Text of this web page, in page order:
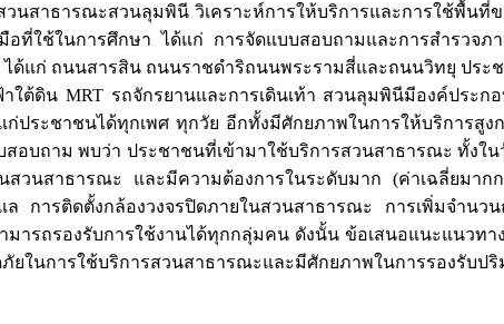
าธารณะสวนลุมพินี วิเคราะห์การให้บริการและการใช้พื้นที่
ที่ใช้ในการศึกษา ได้แก่ การจัดแบบสอบถามและการสำรว
ได้แก่ ถนนสารสิน ถนนราชดำริถนนพระรามสี่และถนนวิทยุ ปร
ใต้ดิน MRT รถจักรยานและการเดินเท้า สวนลุมพินีมีองค์ประ
ก่ประชาชนได้ทุกเพศ ทุกวัย อีกทั้งมีศักยภาพในการให้บริการ
อบถาม พบว่า ประชาชนที่เข้ามาใช้บริการสวนสาธารณะ ทั้งใ
สวนสาธารณะ และมีความต้องการในระดับมาก (ค่าเฉลี่ยมา
ล การติดตั้งกล้องวงจรปิดภายในสวนสาธารณะ การเพิ่มจำ
ารถรองรับการใช้งานได้ทุกกลุ่มคน ดังนั้น ข้อเสนอแนะแนว
ยในการใช้บริการสวนสาธารณะและมีศักยภาพในการรองรับป